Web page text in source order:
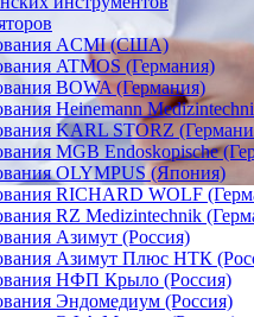
ACMI (США)
ATMOS (Германия)
BOWA (Германия)
Heinemann
KARL STORZ
MGB Endoskopische
OLYMPUS (Япония)
RICHARD WOLF
RZ Medizintechnik
Азимут (Россия)
Азимут Плюс НТК
НФП Крыло (Россия)
Эндомедиум (Россия)